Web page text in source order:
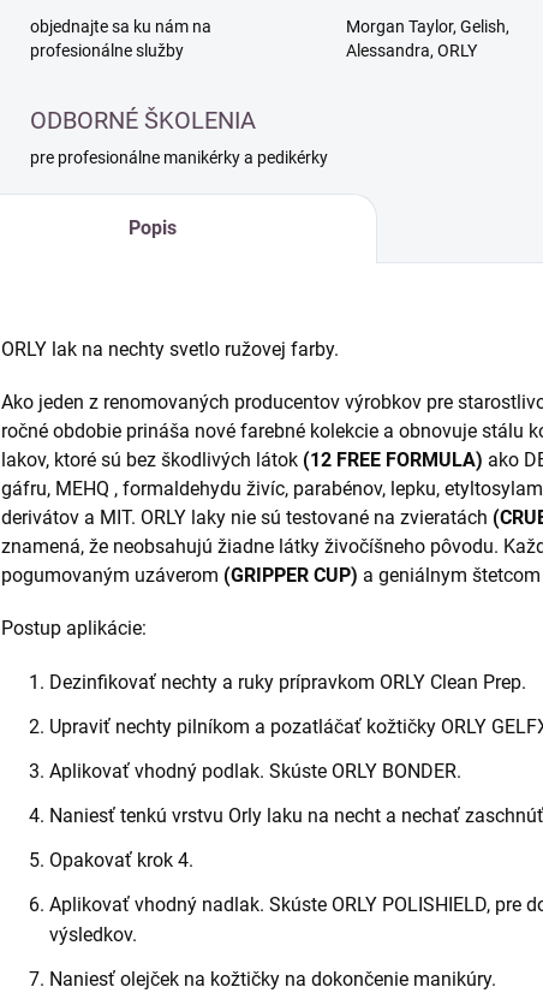
objednajte sa ku nám na
profesionálne služby
Morgan Taylor, Gelish,
Alessandra, ORLY
ODBORNÉ ŠKOLENIA
pre profesionálne manikérky a pedikérky
Popis
ORLY lak na nechty svetlo ružovej farby.
Ako jeden z renomovaných producentov výrobkov pre
ročné obdobie prináša nové farebné kolekcie a obnovuje stálu
lakov, ktoré sú bez škodlivých látok (12 FREE FORMULA) ako
gáfru, MEHQ , formaldehydu živíc, parabénov, lepku,
derivátov a MIT. ORLY laky nie sú testované na zvieratách
znamená, že neobsahujú žiadne látky živočíšneho pôvodu.
pogumovaným uzáverom (GRIPPER CUP) a geniálnym
Postup aplikácie:
Dezinfikovať nechty a ruky prípravkom ORLY Clean Prep.
Upraviť nechty pilníkom a pozatláčať kožtičky ORLY
Aplikovať vhodný podlak. Skúste ORLY BONDER.
Naniesť tenkú vrstvu Orly laku na necht a nechať
Opakovať krok 4.
Aplikovať vhodný nadlak. Skúste ORLY POLISHIELD, pre
výsledkov.
Naniesť olejček na kožtičky na dokončenie manikúry.